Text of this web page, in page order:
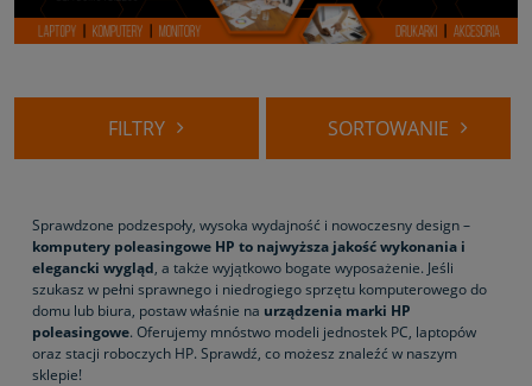
FILTRY SORTOWANIE
Sprawdzone podzespoły, wysoka wydajność i nowoczesny design –
komputery poleasingowe HP to najwyższa jakość wykonania i
elegancki wygląd, a także wyjątkowo bogate wyposażenie. Jeśli
szukasz w pełni sprawnego i niedrogiego sprzętu komputerowego do
domu lub biura, postaw właśnie na urządzenia marki HP
poleasingowe. Oferujemy mnóstwo modeli jednostek PC, laptopów
oraz stacji roboczych HP. Sprawdź, co możesz znaleźć w naszym
sklepie!